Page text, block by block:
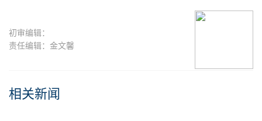
初审编辑：
责任编辑：金文馨
相关新闻